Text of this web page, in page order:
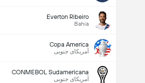
Everton Ribeiro
Bahia
Copa America
آمریکای جنوبی
CONMEBOL Sudamericana
آمریکای جنوبی